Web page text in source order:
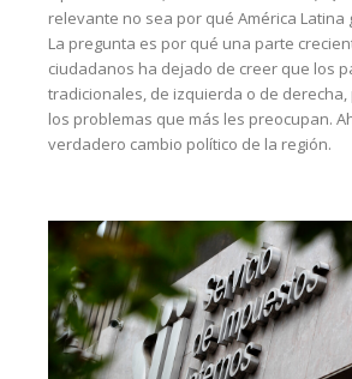
relevante no sea por qué América Latina
La pregunta es por qué una parte
ciudadanos ha dejado de creer que los
tradicionales, de izquierda o de
los problemas que más les preocupan.
verdadero cambio político de la región.